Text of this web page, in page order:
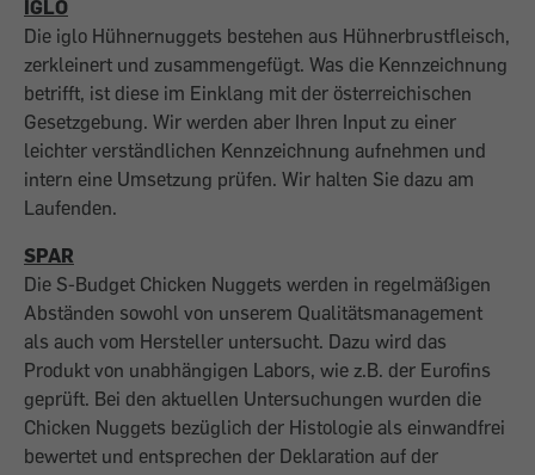
IGLO
Die iglo Hühnernuggets bestehen aus Hühnerbrustfleisch,
zerkleinert und zusammengefügt. Was die Kennzeichnung
betrifft, ist diese im Einklang mit der österreichischen
Gesetzgebung. Wir werden aber Ihren Input zu einer
leichter verständlichen Kennzeichnung aufnehmen und
intern eine Umsetzung prüfen. Wir halten Sie dazu am
Laufenden.
SPAR
Die S-Budget Chicken Nuggets werden in regelmäßigen
Abständen sowohl von unserem Qualitätsmanagement
als auch vom Hersteller untersucht. Dazu wird das
Produkt von unabhängigen Labors, wie z.B. der Eurofins
geprüft. Bei den aktuellen Untersuchungen wurden die
Chicken Nuggets bezüglich der Histologie als einwandfrei
bewertet und entsprechen der Deklaration auf der